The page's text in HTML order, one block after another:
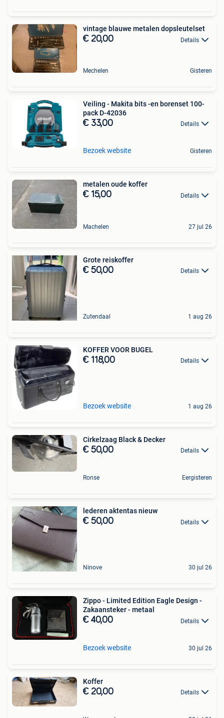
vintage blauwe metalen dopsleutelset
€ 20,00 Details
Mechelen Gisteren
Veiling - Makita bits -en borenset 100-
pack D-42036
€ 33,00 Details
Bezoek website Gisteren
metalen oude koffer
€ 15,00 Details
Machelen 27 jul 26
Grote reiskoffer
€ 50,00 Details
Zutendaal 1 aug 26
KOFFER VOOR BUGEL
€ 118,00 Details
Bezoek website 1 aug 26
Cirkelzaag Black & Decker
€ 50,00 Details
Ronse Eergisteren
lederen aktentas nieuw
€ 50,00 Details
Ninove 30 jul 26
Zippo - Limited Edition Eagle Design -
Zakaansteker - metaal
€ 40,00 Details
Bezoek website 30 jul 26
Koffer
€ 20,00 Details